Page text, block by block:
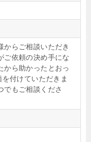
からご相談いただき
ご依頼の決め手にな
から助かったとおっ
付けていただきま
でもご相談くださ